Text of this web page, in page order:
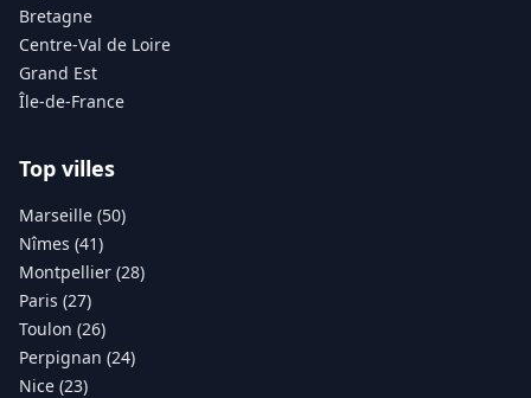
Bretagne
Centre-Val de Loire
Grand Est
Île-de-France
Top villes
Marseille (50)
Nîmes (41)
Montpellier (28)
Paris (27)
Toulon (26)
Perpignan (24)
Nice (23)